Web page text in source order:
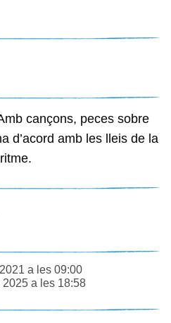
cançons, peces sobre
d’acord amb les lleis de la
a les 09:00
a les 18:58